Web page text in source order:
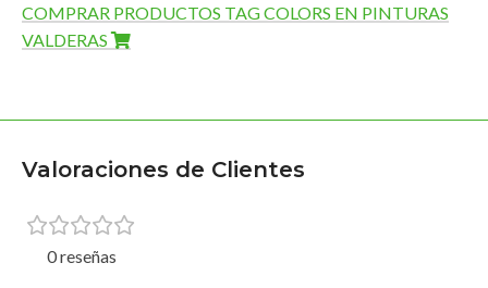
COMPRAR PRODUCTOS TAG COLORS EN PINTURAS
VALDERAS
Valoraciones de Clientes
0 reseñas